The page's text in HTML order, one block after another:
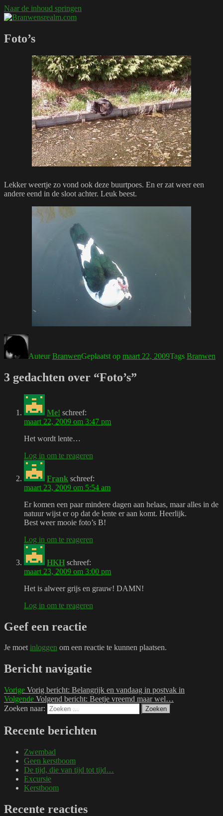
Naar de inhoud springen
Foto’s
Lekker weertje zo vond ook deze buurtpoes. En er zat weer een
andere eend in de sloot achter. Leuk beest.
AuteurBranwenGeplaatst op maart 22, 2009Tags Branwen
3 gedachten over “Foto’s”
Me! schreef:
maart 22, 2009 om 3:47 pm
Het wordt lente…
Log in om te reageren
Frank schreef:
maart 23, 2009 om 5:54 am
Er komen een paar mindere dagen aan helaas, maar alles in de
natuur wijst er op dat de lente er aan komt. Heerlijk.
Best weer mooie foto’s B!
Log in om te reageren
HKH schreef:
maart 23, 2009 om 3:00 pm
Het is alweer grijs en grauw! DAMN!
Log in om te reageren
Geef een reactie
Je moetinloggen om een reactie te kunnen plaatsen.
Bericht navigatie
Vorige Vorig bericht: Belangrijk en vandaag in postvak in
Volgende Volgend bericht: Beetje vreemd maar wel…
Zoeken naar:
Zoeken
Recente berichten
Zwembad
Geen kerstboom
De tijd, die van tijd tot tijd…
Excursie
Kerstboom
Recente reacties